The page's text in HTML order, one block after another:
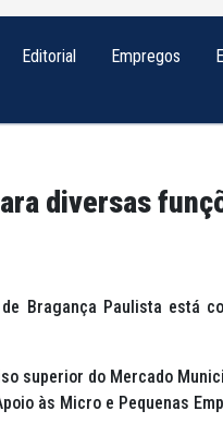
Editorial Empregos
diversas
Bragança Paulista está
superior do Mercado
às Micro e Pequenas